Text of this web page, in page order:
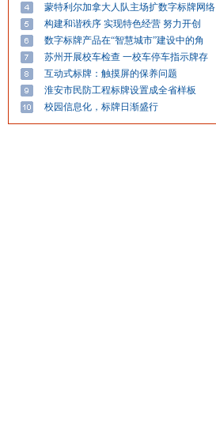
蒙特利尔加拿大人队主场扩数字标牌网络
构建和谐秩序 实现特色经营 努力开创
数字标牌产品在“智慧城市”建设中的角
苏州开展校车检查 一校车停车指示牌存
互动式标牌：触摸屏的保养问题
淮安市民防工程标牌设置成全省样板
校园信息化，标牌日渐盛行